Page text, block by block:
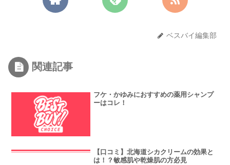
ベスバイ編集部
関連記事
フケ・かゆみにおすすめの薬用シャンプ
ーはコレ！
【口コミ】北海道シカクリームの効果と
は！？敏感肌や乾燥肌の方必見